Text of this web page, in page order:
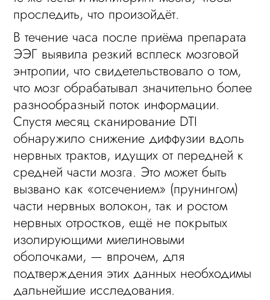
проследить, что произойдёт.
В течение часа после приёма препарата
ЭЭГ выявила резкий всплеск мозговой
энтропии, что свидетельствовало о том,
что мозг обрабатывал значительно более
разнообразный поток информации.
Спустя месяц сканирование DTI
обнаружило снижение диффузии вдоль
нервных трактов, идущих от передней к
средней части мозга. Это может быть
вызвано как «отсечением» (прунингом)
части нервных волокон, так и ростом
нервных отростков, ещё не покрытых
изолирующими миелиновыми
оболочками, — впрочем, для
подтверждения этих данных необходимы
дальнейшие исследования.